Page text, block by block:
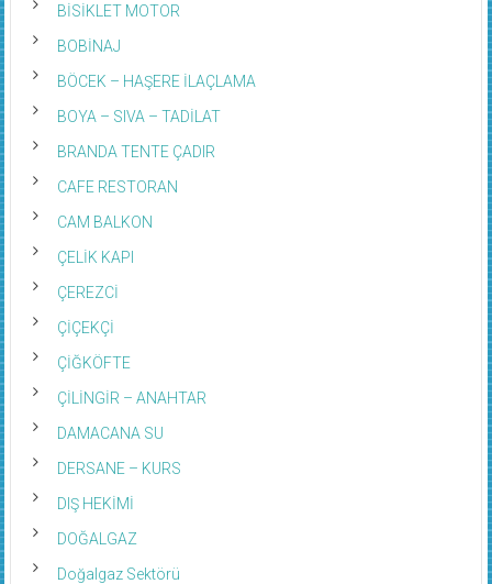
BİSİKLET MOTOR
BOBİNAJ
BÖCEK – HAŞERE İLAÇLAMA
BOYA – SIVA – TADİLAT
BRANDA TENTE ÇADIR
CAFE RESTORAN
CAM BALKON
ÇELİK KAPI
ÇEREZCİ
ÇİÇEKÇİ
ÇİĞKÖFTE
ÇİLİNGİR – ANAHTAR
DAMACANA SU
DERSANE – KURS
DIŞ HEKİMİ
DOĞALGAZ
Doğalgaz Sektörü